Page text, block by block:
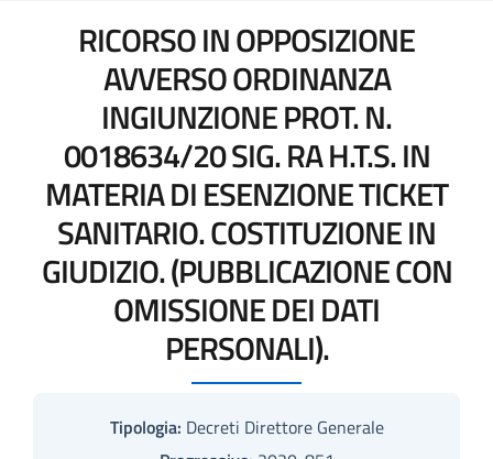
RICORSO IN OPPOSIZIONE
AVVERSO ORDINANZA
INGIUNZIONE PROT. N.
0018634/20 SIG. RA H.T.S. IN
MATERIA DI ESENZIONE TICKET
SANITARIO. COSTITUZIONE IN
GIUDIZIO. (PUBBLICAZIONE CON
OMISSIONE DEI DATI
PERSONALI).
Tipologia: Decreti Direttore Generale